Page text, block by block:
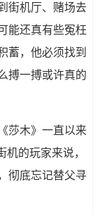
街机厅、赌场去
能还真有些冤枉
蓄，他必须找到
搏一搏或许真的
莎木》一直以来
机的玩家来说，
彻底忘记替父寻